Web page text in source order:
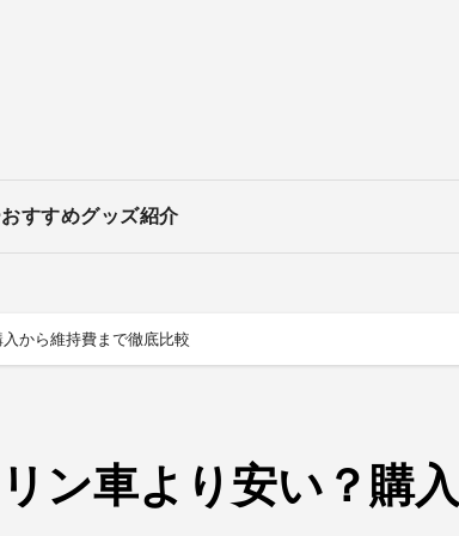
おすすめグッズ紹介
から維持費まで徹底比較
ン車より安い？購入